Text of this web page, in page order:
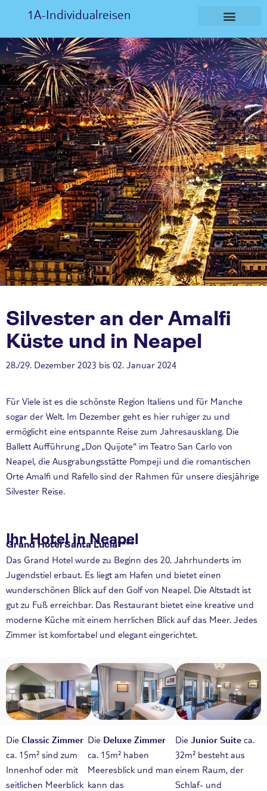
1A-Individualreisen
Silvester an der Amalfi
Küste und in Neapel
28./29. Dezember 2023 bis 02. Januar 2024
Für Viele ist es die schönste Region Italiens und für Manche
sogar der Welt. Im Dezember geht es hier ruhiger zu und
ermöglicht eine entspannte Reise zum Jahresausklang. Die
Ballett Aufführung „Don Quijote“ im Teatro San Carlo von
Neapel, die Ausgrabungsstätte Pompeji und die romantischen
Orte Amalfi und Rafello sind der Rahmen für unsere diesjährige
Silvester Reise.
Ihr Hotel in Neapel
Grand Hotel Santa Lucia****
Das Grand Hotel wurde zu Beginn des 20. Jahrhunderts im
Jugendstiel erbaut. Es liegt am Hafen und bietet einen
wunderschönen Blick auf den Golf von Neapel. Die Altstadt ist
gut zu Fuß erreichbar. Das Restaurant bietet eine kreative und
moderne Küche mit einem herrlichen Blick auf das Meer. Jedes
Zimmer ist komfortabel und elegant eingerichtet.
Die Classic Zimmer
ca. 15m² sind zum
Innenhof oder mit
seitlichen Meerblick
Die Deluxe Zimmer
ca. 15m² haben
Meeresblick und man
kann das
Die Junior Suiteca.
32m² besteht aus
einem Raum, der
Schlaf- und